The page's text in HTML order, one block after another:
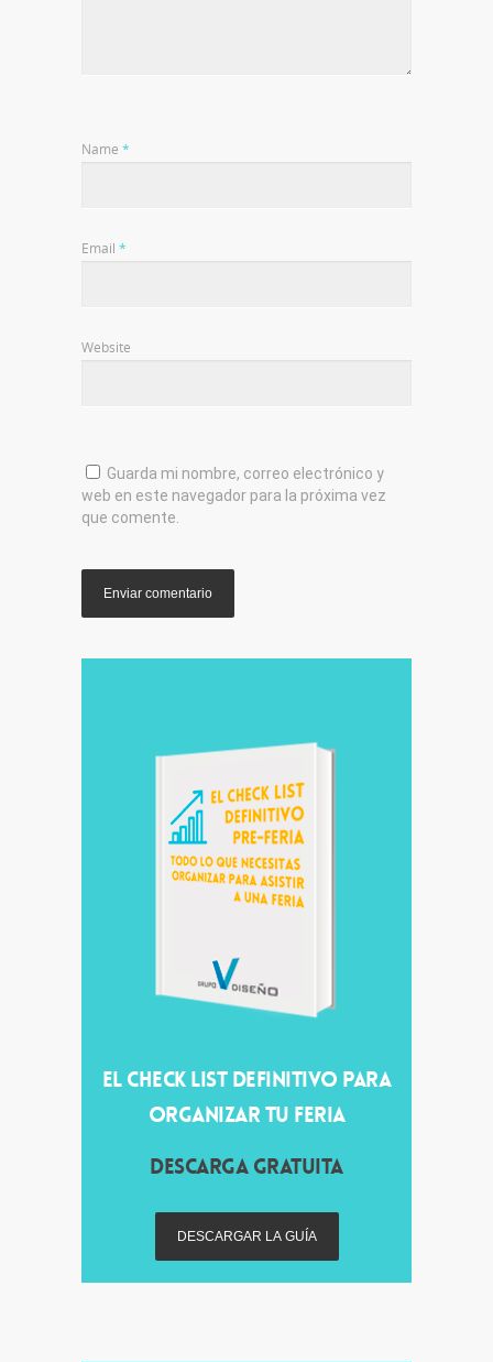
Name *
Email *
Website
Guarda mi nombre, correo electrónico y
web en este navegador para la próxima vez
que comente.
EL CHECK LIST DEFINITIVO PARA
ORGANIZAR TU FERIA
DESCARGA GRATUITA